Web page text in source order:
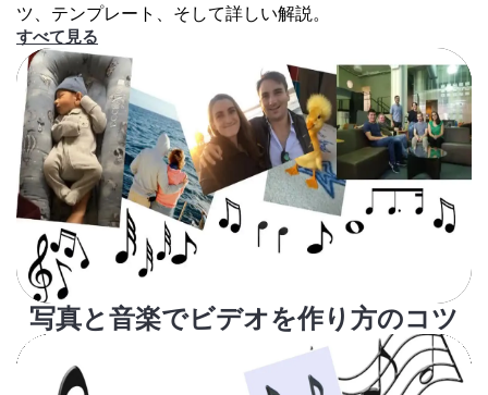
ツ、テンプレート、そして詳しい解説。
すべて見る
写真と音楽でビデオを作り方のコツ